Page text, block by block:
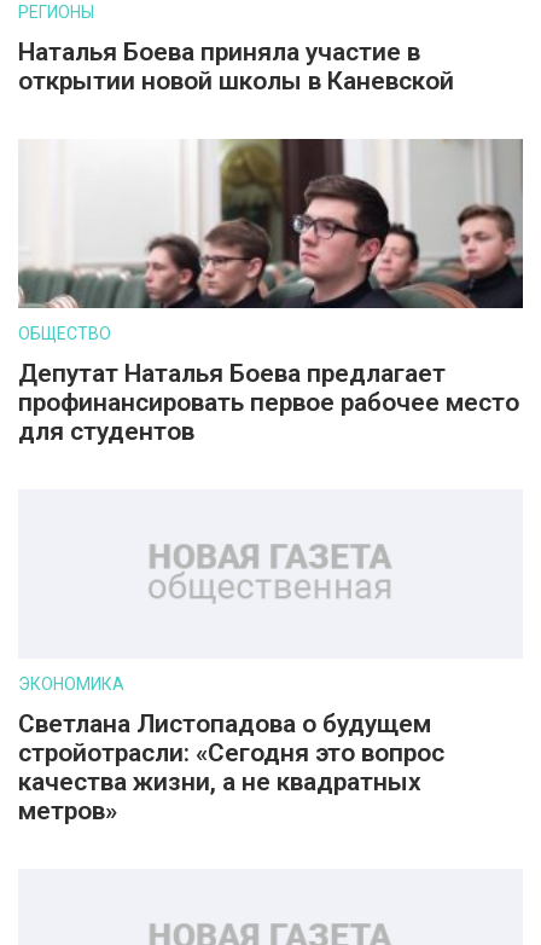
РЕГИОНЫ
Наталья Боева приняла участие в
открытии новой школы в Каневской
ОБЩЕСТВО
Депутат Наталья Боева предлагает
профинансировать первое рабочее место
для студентов
ЭКОНОМИКА
Светлана Листопадова о будущем
стройотрасли: «Сегодня это вопрос
качества жизни, а не квадратных
метров»